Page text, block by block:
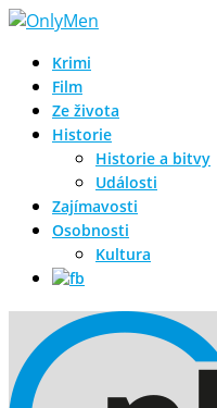
Krimi
Film
Ze života
Historie
Historie a bitvy
Události
Zajímavosti
Osobnosti
Kultura